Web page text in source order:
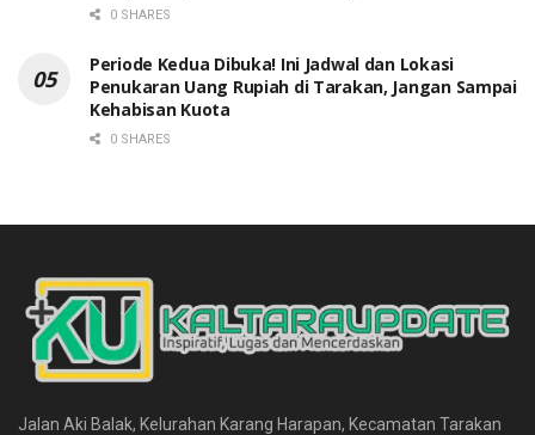
0 SHARES
Periode Kedua Dibuka! Ini Jadwal dan Lokasi
Penukaran Uang Rupiah di Tarakan, Jangan Sampai
Kehabisan Kuota
0 SHARES
Jalan Aki Balak, Kelurahan Karang Harapan, Kecamatan Tarakan